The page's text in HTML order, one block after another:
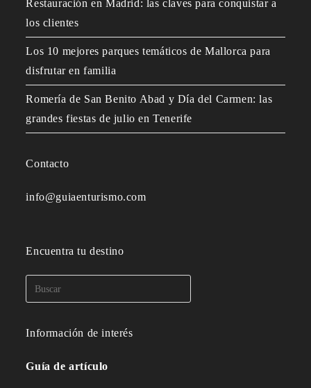
Restauración en Madrid: las claves para conquistar a
los clientes
Los 10 mejores parques temáticos de Mallorca para
disfrutar en familia
Romería de San Benito Abad y Día del Carmen: las
grandes fiestas de julio en Tenerife
Contacto
info@guiaenturismo.com
Encuentra tu destino
Información de interés
Guía de artículo